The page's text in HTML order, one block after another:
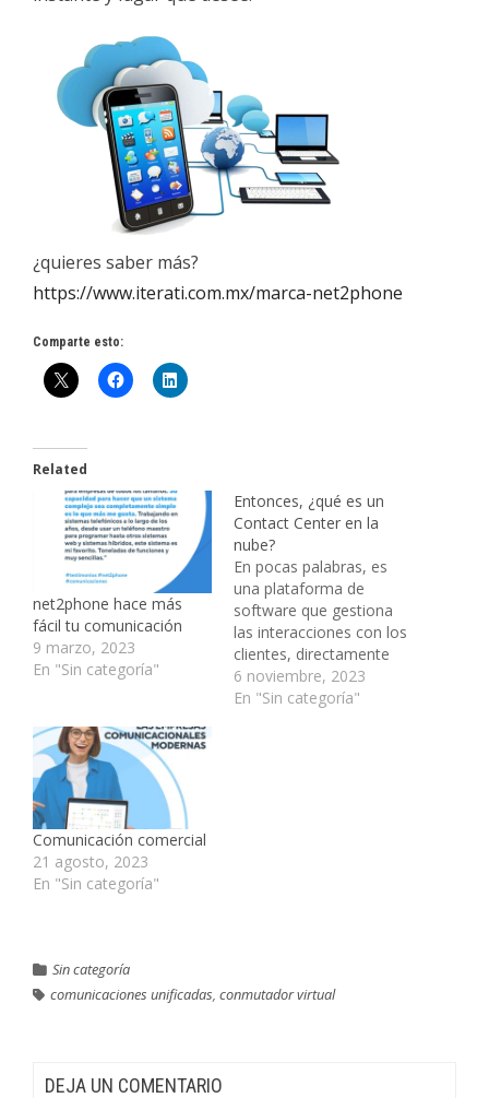
¿quieres saber más?
https://www.iterati.com.mx/marca-net2phone
Comparte esto:
Related
net2phone hace más
fácil tu comunicación
9 marzo, 2023
En "Sin categoría"
Entonces, ¿qué es un
Contact Center en la
nube?
En pocas palabras, es
una plataforma de
software que gestiona
las interacciones con los
clientes, directamente
desde la nube o Internet.
Las soluciones de centro
6 noviembre, 2023
En "Sin categoría"
Comunicación comercial
21 agosto, 2023
En "Sin categoría"
Sin categoría
comunicaciones unificadas conmutador virtual
DEJA UN COMENTARIO